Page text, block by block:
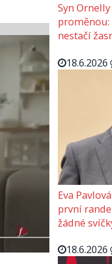
Syn
proměnou:
nestačí
18.6.2026
Eva
první
žádné
18.6.2026